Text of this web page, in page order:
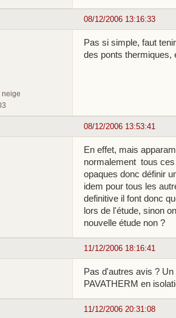
08/12/2006 13:16:33
neige
Pas si simple, faut
des ponts
08/12/2006 13:53:41
En effet, mais
normalement tous
opaques donc définir
idem pour tous les
definitive il font donc
lors de l'étude, sinon
nouvelle étude non ?
11/12/2006 18:16:41
Pas d'autres avis ?
PAVATHERM en
11/12/2006 20:31:08